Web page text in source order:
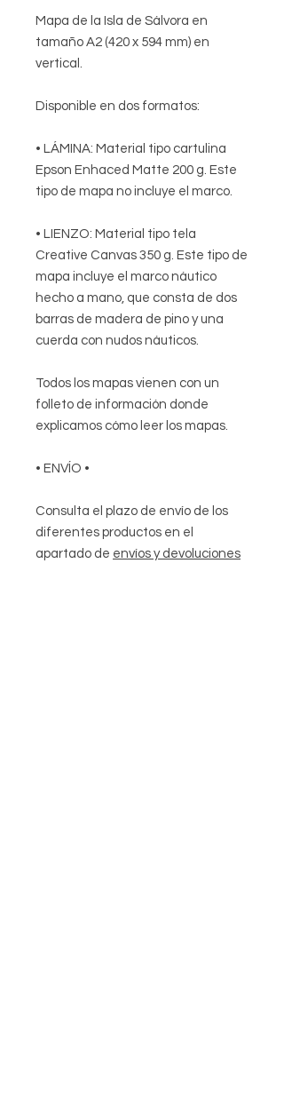
Mapa de la Isla de Sálvora en
tamaño A2 (420 x 594 mm) en
vertical.
Disponible en dos formatos:
• LÁMINA: Material tipo cartulina
Epson Enhaced Matte 200 g. Este
tipo de mapa no incluye el marco.
• LIENZO: Material tipo tela
Creative Canvas 350 g. Este tipo de
mapa incluye el marco náutico
hecho a mano, que consta de dos
barras de madera de pino y una
cuerda con nudos náuticos.
Todos los mapas vienen con un
folleto de información donde
explicamos cómo leer los mapas.
• ENVÍO •
Consulta el plazo de envío de los
diferentes productos en el
apartado de envíos y devoluciones